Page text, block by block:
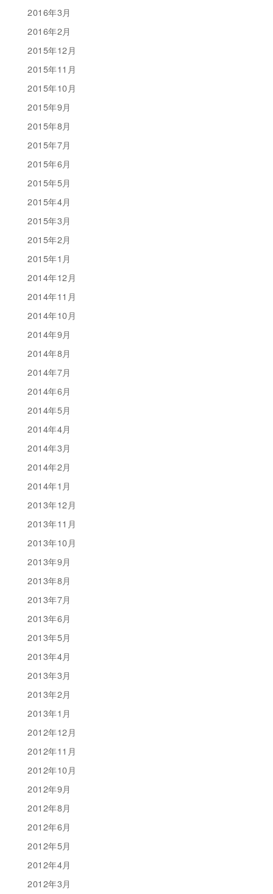
2016年3月
2016年2月
2015年12月
2015年11月
2015年10月
2015年9月
2015年8月
2015年7月
2015年6月
2015年5月
2015年4月
2015年3月
2015年2月
2015年1月
2014年12月
2014年11月
2014年10月
2014年9月
2014年8月
2014年7月
2014年6月
2014年5月
2014年4月
2014年3月
2014年2月
2014年1月
2013年12月
2013年11月
2013年10月
2013年9月
2013年8月
2013年7月
2013年6月
2013年5月
2013年4月
2013年3月
2013年2月
2013年1月
2012年12月
2012年11月
2012年10月
2012年9月
2012年8月
2012年6月
2012年5月
2012年4月
2012年3月